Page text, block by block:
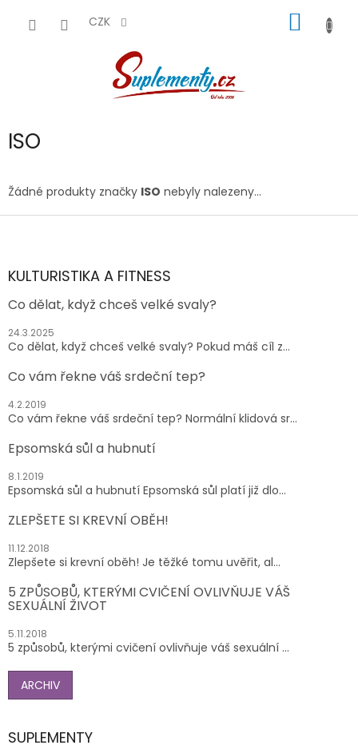
CZK
KOŠÍK
ISO
Žádné produkty značky ISO nebyly nalezeny...
Z
aKULTURISTIKA A FITNESS
Co dělat, když chceš velké svaly?
24.3.2025
Co dělat, když chceš velké svaly? Pokud máš cíl z...
Co vám řekne váš srdeční tep?
4.2.2019
Co vám řekne váš srdeční tep? Normální klidová sr...
Epsomská sůl a hubnutí
8.1.2019
Epsomská sůl a hubnutí Epsomská sůl platí již dlo...
ZLEPŠETE SI KREVNÍ OBĚH!
11.12.2018
Zlepšete si krevní oběh! Je těžké tomu uvěřit, al...
5 ZPŮSOBŮ, KTERÝMI CVIČENÍ OVLIVŇUJE VÁŠ
SEXUÁLNÍ ŽIVOT
5.11.2018
5 způsobů, kterými cvičení ovlivňuje váš sexuální ...
ARCHIV
SUPLEMENTY